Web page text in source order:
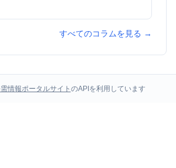
すべてのコラムを見る →
情報ポータルサイト のAPIを利用しています